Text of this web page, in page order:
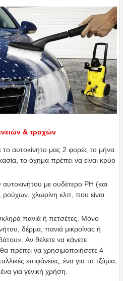
& τροχών
αυτοκίνητο μας 2 φορές το μήνα.
το όχημα πρέπει να είναι κρύο
αυτοκινήτου με ουδέτερο PH (και
χλωρίνη κλπ, που είναι
πανιά ή πετσέτες. Μόνο
δέρμα, πανιά μικροΐνας ή
Αν θέλετε να κάνετε
πρέπει να χρησιμοποιήσετε 4
επιφάνειες, ένα για τα τζάμια,
για γενική χρήση.